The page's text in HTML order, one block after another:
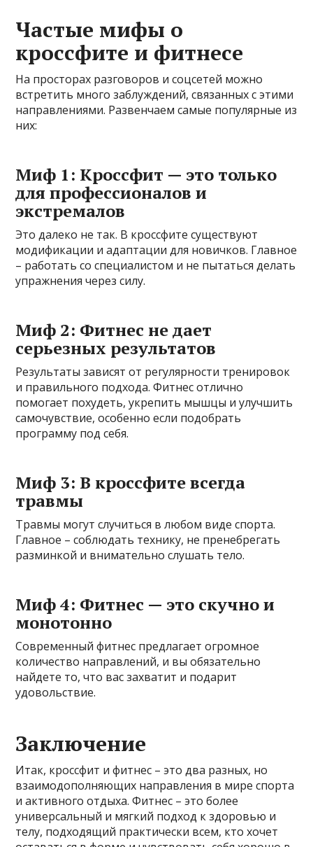
Частые мифы о
кроссфите и фитнесе
На просторах разговоров и соцсетей можно
встретить много заблуждений, связанных с этими
направлениями. Развенчаем самые популярные из
них:
Миф 1: Кроссфит — это только
для профессионалов и
экстремалов
Это далеко не так. В кроссфите существуют
модификации и адаптации для новичков. Главное
– работать со специалистом и не пытаться делать
упражнения через силу.
Миф 2: Фитнес не дает
серьезных результатов
Результаты зависят от регулярности тренировок
и правильного подхода. Фитнес отлично
помогает похудеть, укрепить мышцы и улучшить
самочувствие, особенно если подобрать
программу под себя.
Миф 3: В кроссфите всегда
травмы
Травмы могут случиться в любом виде спорта.
Главное – соблюдать технику, не пренебрегать
разминкой и внимательно слушать тело.
Миф 4: Фитнес — это скучно и
монотонно
Современный фитнес предлагает огромное
количество направлений, и вы обязательно
найдете то, что вас захватит и подарит
удовольствие.
Заключение
Итак, кроссфит и фитнес – это два разных, но
взаимодополняющих направления в мире спорта
и активного отдыха. Фитнес – это более
универсальный и мягкий подход к здоровью и
телу, подходящий практически всем, кто хочет